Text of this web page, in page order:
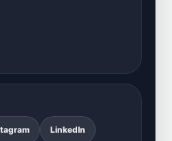
LinkedIn